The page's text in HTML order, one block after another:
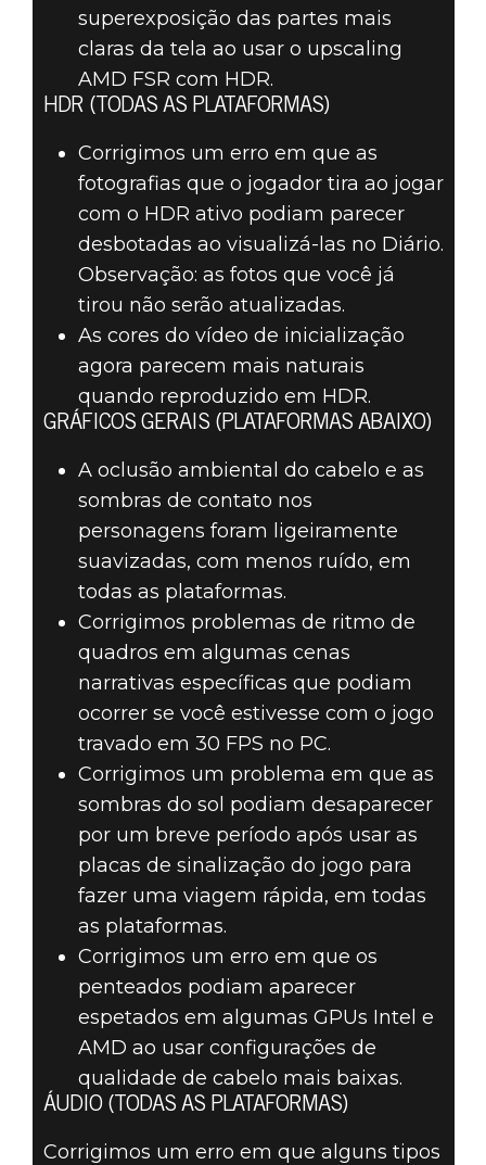
superexposição das partes mais
claras da tela ao usar o upscaling
AMD FSR com HDR.
HDR (TODAS AS PLATAFORMAS)
Corrigimos um erro em que as
fotografias que o jogador tira ao jogar
com o HDR ativo podiam parecer
desbotadas ao visualizá-las no Diário.
Observação: as fotos que você já
tirou não serão atualizadas.
As cores do vídeo de inicialização
agora parecem mais naturais
quando reproduzido em HDR.
GRÁFICOS GERAIS (PLATAFORMAS ABAIXO)
A oclusão ambiental do cabelo e as
sombras de contato nos
personagens foram ligeiramente
suavizadas, com menos ruído, em
todas as plataformas.
Corrigimos problemas de ritmo de
quadros em algumas cenas
narrativas específicas que podiam
ocorrer se você estivesse com o jogo
travado em 30 FPS no PC.
Corrigimos um problema em que as
sombras do sol podiam desaparecer
por um breve período após usar as
placas de sinalização do jogo para
fazer uma viagem rápida, em todas
as plataformas.
Corrigimos um erro em que os
penteados podiam aparecer
espetados em algumas GPUs Intel e
AMD ao usar configurações de
qualidade de cabelo mais baixas.
ÁUDIO (TODAS AS PLATAFORMAS)
Corrigimos um erro em que alguns tipos